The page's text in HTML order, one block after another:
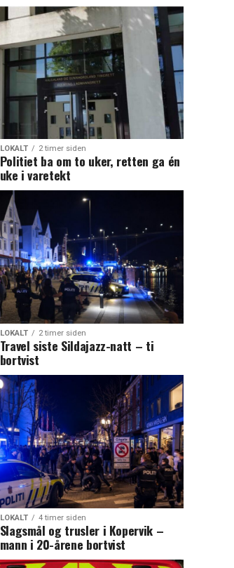
LOKALT 2 timer siden
Politiet ba om to uker, retten ga én
uke i varetekt
LOKALT 2 timer siden
Travel siste Sildajazz-natt – ti
bortvist
LOKALT 4 timer siden
Slagsmål og trusler i Kopervik –
mann i 20-årene bortvist